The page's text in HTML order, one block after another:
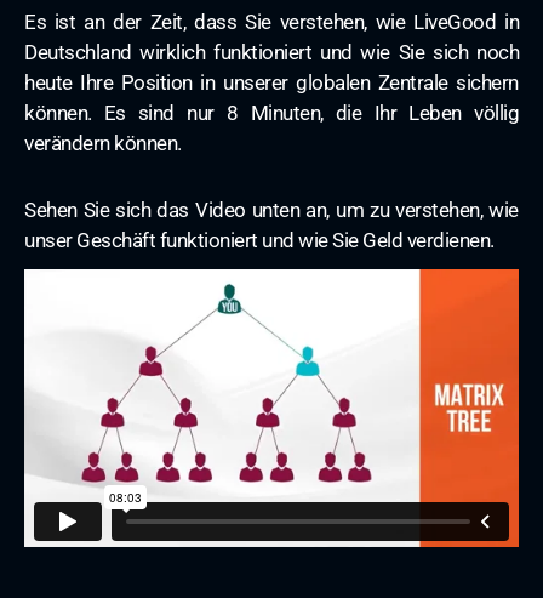
Es ist an der Zeit, dass Sie verstehen, wie LiveGood in
Deutschland wirklich funktioniert und wie Sie sich noch
heute Ihre Position in unserer globalen Zentrale sichern
können. Es sind nur 8 Minuten, die Ihr Leben völlig
verändern können.
Sehen Sie sich das Video unten an, um zu verstehen, wie
unser Geschäft funktioniert und wie Sie Geld verdienen.